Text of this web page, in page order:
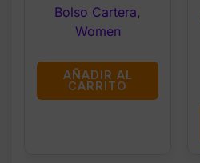
Bolso Cartera,
Women
AÑADIR AL
CARRITO